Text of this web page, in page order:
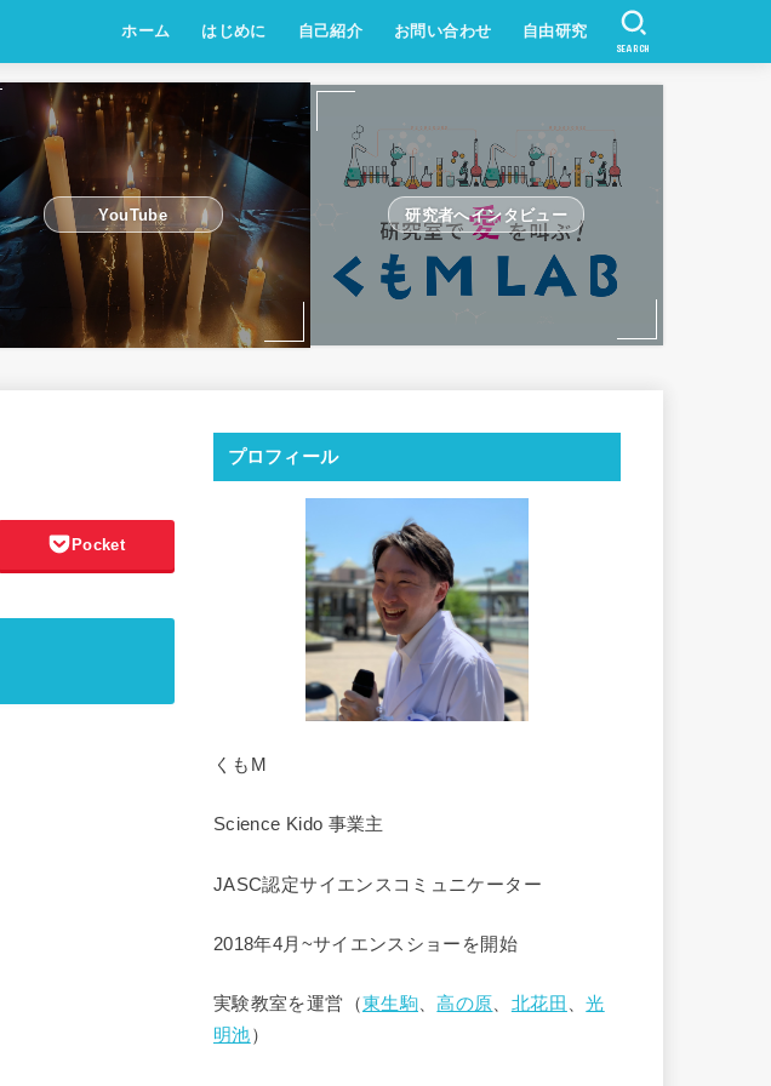
ホーム はじめに 自己紹介 お問い合わせ 自由研究
SEARCH
YouTube 研究者へインタビュー
Pocket
プロフィール
くもM
Science Kido 事業主
JASC認定サイエンスコミュニケーター
2018年4月~サイエンスショーを開始
実験教室を運営（東生駒 、高の原 北花田 、光
明池）